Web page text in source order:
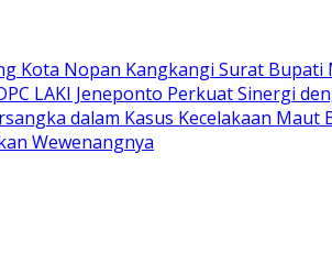
Kota Nopan Kangkangi Surat Bupati
LAKI Jeneponto Perkuat Sinergi
dalam Kasus Kecelakaan Maut
Wewenangnya